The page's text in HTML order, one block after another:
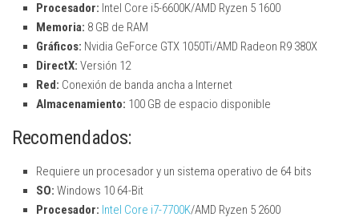
Procesador: Intel Core i5-6600K/AMD Ryzen 5 1600
Memoria: 8 GB de RAM
Gráficos: Nvidia GeForce GTX 1050Ti/AMD Radeon R9 380X
DirectX: Versión 12
Red: Conexión de banda ancha a Internet
Almacenamiento: 100 GB de espacio disponible
Recomendados:
Requiere un procesador y un sistema operativo de 64 bits
SO: Windows 10 64-Bit
Procesador: Intel Core i7-7700K/AMD Ryzen 5 2600